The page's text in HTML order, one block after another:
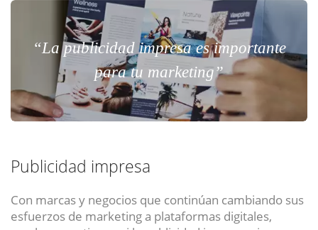
“La publicidad impresa es importante
para tu marketing”
Publicidad impresa
Con marcas y negocios que continúan cambiando sus
esfuerzos de marketing a plataformas digitales,